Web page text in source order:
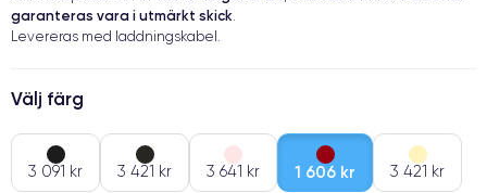
garanteras vara i utmärkt skick.
Levereras med laddningskabel.
Välj färg
3 091 kr 3 421 kr 3 641 kr 1 606 kr 3 421 kr